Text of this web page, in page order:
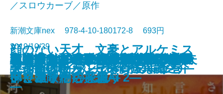
カカノムモノ3―呪いを欲しがっ
た者たち―
オニキス―公爵令嬢刑事 西有栖
宮綾子―
半七捕物帳―江戸探偵怪異譚―
デス・ストランディング―上巻―
デス・ストランディング―下巻―
朝比奈うさぎは報・恋・想で推理
する
二・二六―HUMAN LOST 人間失
格―
おもてなし時空カフェ〜桜井千鶴
のお客様相談ノート〜
太陽のシズク～大好きな君との最
低で最高の12ヶ月～
HUMAN LOST 人間失格 ノベ
ライズ
／スロウカーブ／原作
新潮文庫nex 978-4-10-180172-8 693円
2019/10/29
さよならの言い方なんて知らな
い。2
犬神館の殺人
謎が解けたら、ごきげんよう
魔弾の射手―天久鷹央の事件カル
テ―
さよならの言い方なんて知らな
い。
君と漕ぐ2―ながとろ高校カヌー
部と強敵たち―
ベルサイユのゆり―マリー・アン
トワネットの花籠―
犯人IAのインテリジェンス・アン
プリファー―探偵AI 2―
東京湾の向こうにある世界は、す
べて造り物だと思う
顔のない天才 文豪とアルケミス
ト ノベライズ―case 芥川龍之介
―